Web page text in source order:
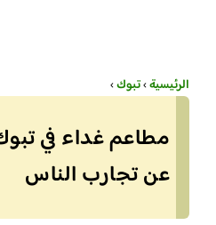
الرئيسية›تبوك›
عن تجارب الناس